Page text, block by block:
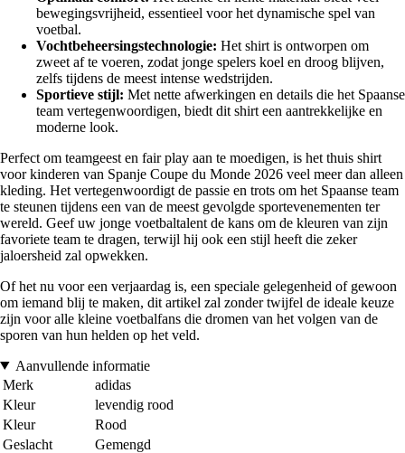
bewegingsvrijheid, essentieel voor het dynamische spel van
voetbal.
Vochtbeheersingstechnologie: Het shirt is ontworpen om
zweet af te voeren, zodat jonge spelers koel en droog blijven,
zelfs tijdens de meest intense wedstrijden.
Sportieve stijl: Met nette afwerkingen en details die het Spaanse
team vertegenwoordigen, biedt dit shirt een aantrekkelijke en
moderne look.
Perfect om teamgeest en fair play aan te moedigen, is het thuis shirt
voor kinderen van Spanje Coupe du Monde 2026 veel meer dan alleen
kleding. Het vertegenwoordigt de passie en trots om het Spaanse team
te steunen tijdens een van de meest gevolgde sportevenementen ter
wereld. Geef uw jonge voetbaltalent de kans om de kleuren van zijn
favoriete team te dragen, terwijl hij ook een stijl heeft die zeker
jaloersheid zal opwekken.
Of het nu voor een verjaardag is, een speciale gelegenheid of gewoon
om iemand blij te maken, dit artikel zal zonder twijfel de ideale keuze
zijn voor alle kleine voetbalfans die dromen van het volgen van de
sporen van hun helden op het veld.
Aanvullende informatie
Merk
adidas
Kleur
levendig rood
Kleur
Rood
Geslacht
Gemengd